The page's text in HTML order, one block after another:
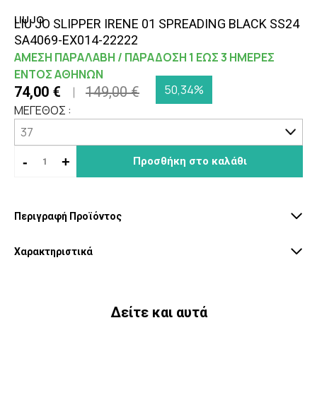
LIU JO
LIU JO SLIPPER IRENE 01 SPREADING BLACK SS24
SA4069-EX014-22222
ΑΜΕΣΗ ΠΑΡΑΛΑΒΗ / ΠΑΡΑΔΟΣΗ 1 ΕΩΣ 3 ΗΜΕΡΕΣ
ΕΝΤΟΣ ΑΘΗΝΩΝ
74,00 € 149,00 €
50,34%
ΜΕΓΕΘΟΣ :
- + Προσθήκη στο καλάθι
Περιγραφή Προϊόντος
Χαρακτηριστικά
Δείτε και αυτά